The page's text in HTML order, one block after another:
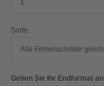
Sorte:
Geben Sie Ihr Endformat